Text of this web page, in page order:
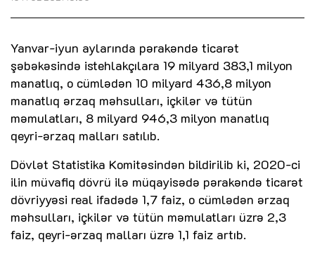
Yanvar-iyun aylarında pərakəndə ticarət
şəbəkəsində istehlakçılara 19 milyard 383,1 milyon
manatlıq, o cümlədən 10 milyard 436,8 milyon
manatlıq ərzaq məhsulları, içkilər və tütün
məmulatları, 8 milyard 946,3 milyon manatlıq
qeyri-ərzaq malları satılıb.
Dövlət Statistika Komitəsindən bildirilib ki, 2020-ci
ilin müvafiq dövrü ilə müqayisədə pərakəndə ticarət
dövriyyəsi real ifadədə 1,7 faiz, o cümlədən ərzaq
məhsulları, içkilər və tütün məmulatları üzrə 2,3
faiz, qeyri-ərzaq malları üzrə 1,1 faiz artıb.